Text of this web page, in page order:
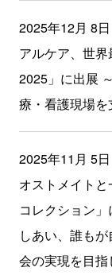
2025年12月 8日
アルケア、世
2025」に出展
療・看護現場
2025年11月 5日
オストメイト
コレクション
しあい、誰も
会の実現を目指